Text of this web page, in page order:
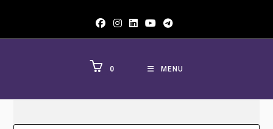
0 MENU